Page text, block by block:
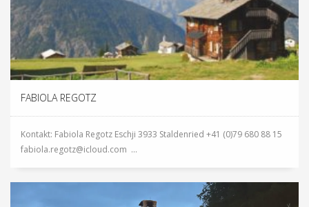
FABIOLA REGOTZ
Kontakt: Fabiola Regotz Eschji 3933 Staldenried +41 (0)79 680 88 15
fabiola.regotz@icloud.com ...